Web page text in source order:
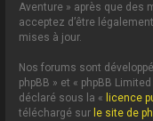
Aventure » après que des
acceptez d’être
mises à jour.
Nos forums sont
phpBB » et « phpBB
déclaré sous la « licence
téléchargé sur le site de